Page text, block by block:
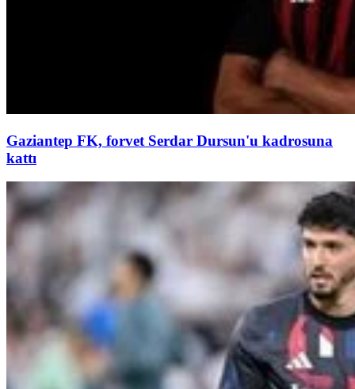
Gaziantep FK, forvet Serdar Dursun'u kadrosuna
kattı